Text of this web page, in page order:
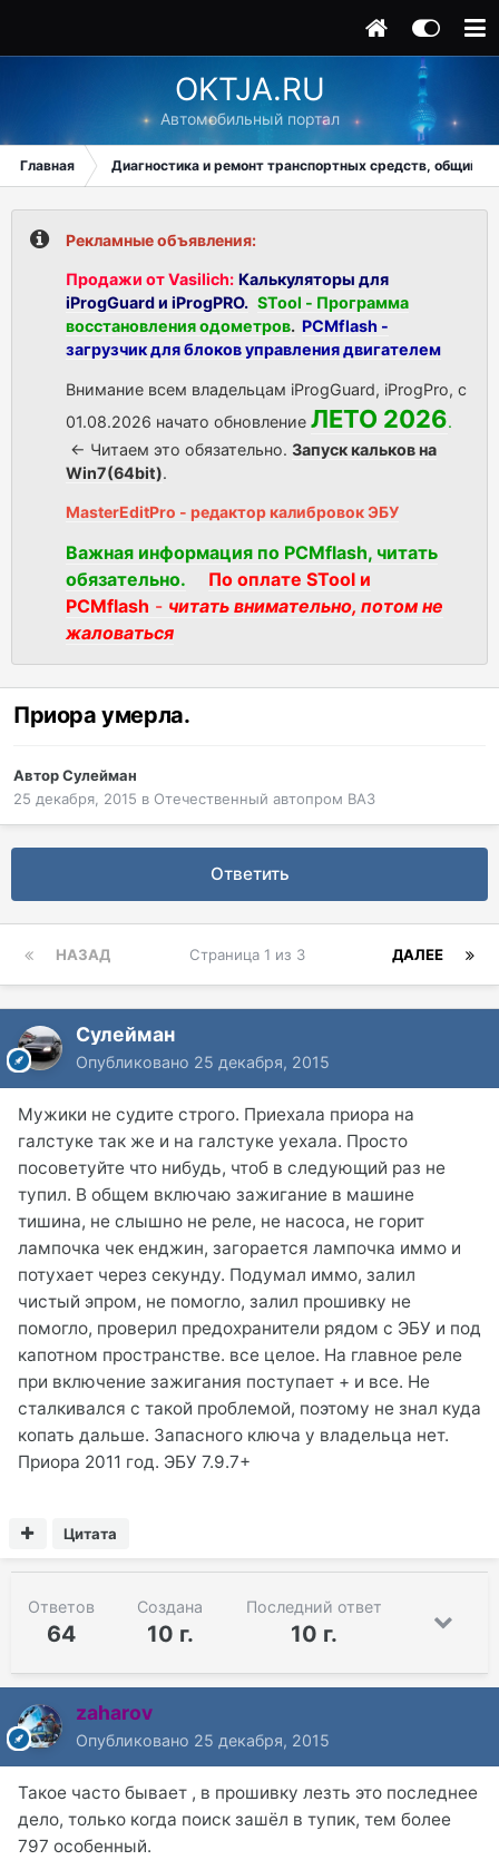
OKTJA.RU
Автомобильный портал
Главная Диагностика и ремонт транспортных средств, общий
Рекламные объявления:
Продажи от Vasilich: Калькуляторы для
iProgGuard и iProgPRO. STool - Программа
восстановления одометров. PCMflash -
загрузчик для блоков управления двигателем
Внимание всем владельцам iProgGuard, iProgPro, с
01.08.2026 начато обновление ЛЕТО 2026.
<- Читаем это обязательно. Запуск кальков на
Win7(64bit).
MasterEditPro - редактор калибровок ЭБУ
Важная информация по PCMflash, читать
обязательно.
По оплате STool и
PCMflash - читать внимательно, потом не
жаловаться
Приора умерла.
АвторСулейман
25 декабря, 2015 в Отечественный автопром ВАЗ
Ответить
НАЗАД ДАЛЕЕ
Страница 1 из 3
Сулейман
Опубликовано 25 декабря, 2015
Мужики не судите строго. Приехала приора на
галстуке так же и на галстуке уехала. Просто
посоветуйте что нибудь, чтоб в следующий раз не
тупил. В общем включаю зажигание в машине
тишина, не слышно не реле, не насоса, не горит
лампочка чек енджин, загорается лампочка иммо и
потухает через секунду. Подумал иммо, залил
чистый эпром, не помогло, залил прошивку не
помогло, проверил предохранители рядом с ЭБУ и под
капотном пространстве. все целое. На главное реле
при включение зажигания поступает + и все. Не
сталкивался с такой проблемой, поэтому не знал куда
копать дальше. Запасного ключа у владельца нет.
Приора 2011 год. ЭБУ 7.9.7+
Цитата
Ответов
64
Создана
10 г.
Последний ответ
10 г.
zaharov
Опубликовано 25 декабря, 2015
Такое часто бывает , в прошивку лезть это последнее
дело, только когда поиск зашёл в тупик, тем более
797 особенный.